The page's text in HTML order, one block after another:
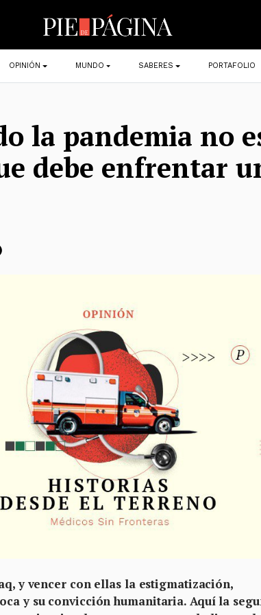
OPINIÓN MUNDO SABERES PORTAFOLIO
la pandemia no
debe enfrentar
y vencer con ellas la estigmatización,
y su convicción humanitaria. Aquí la